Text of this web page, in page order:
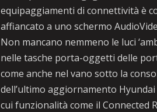
equipaggiamenti di connettività è
affiancato a uno schermo
Non mancano nemmeno le luci
nelle tasche porta-oggetti delle
come anche nel vano sotto la
dell’ultimo aggiornamento
cui funzionalità come il Connected